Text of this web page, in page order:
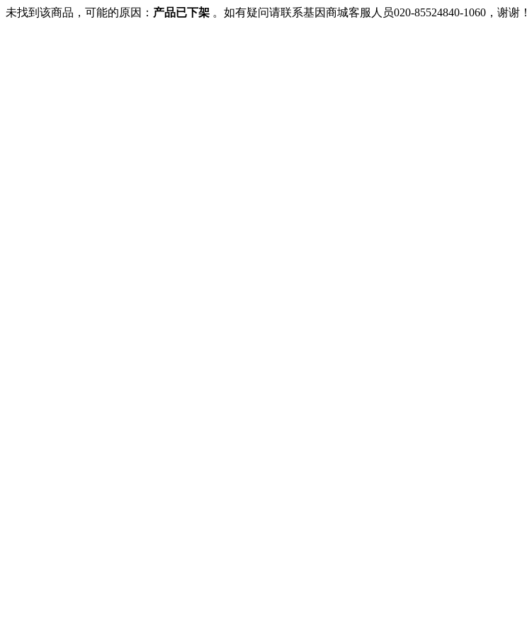
未找到该商品，可能的原因： 产品已下架 。如有疑问请联系基因商城客服人员020-85524840-1060，谢谢！